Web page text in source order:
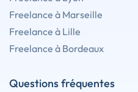
Freelance à Marseille
Freelance à Lille
Freelance à Bordeaux
Questions fréquentes